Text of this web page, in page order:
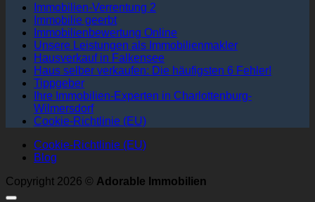
Immobilien-Verrentung 2
Immobilie geerbt
Immobilienbewertung Online
Unsere Leistungen als Immobilienmakler
Hausverkauf in Falkensee
Haus selber verkaufen: Die häufigsten 6 Fehler!
Tippgeber
Ihre Immobilien-Experten in Charlottenburg-
Wilmersdorf
Cookie-Richtlinie (EU)
Cookie-Richtlinie (EU)
Blog
Copyright 2026 © Adorable Immobilien